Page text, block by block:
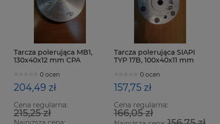
Tarcza polerująca MB1,
130x40x12 mm CPA
0 ocen
204,49 zł
Cena regularna:
215,25 zł
Tarcza polerująca SIAPI
TYP 17B, 100x40x11 mm
0 ocen
157,75 zł
Cena regularna:
166,05 zł